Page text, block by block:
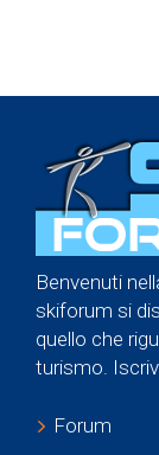
Benvenuti
skiforum si
quello che
turismo.
Forum